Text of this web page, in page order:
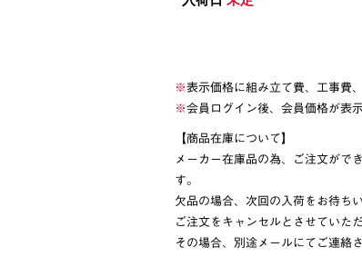
※表示価格に組み立て費、工事費
※会員ログイン後、会員価格が表
【商品在庫について】
メーカー在庫品の為、ご注文がで
す。
欠品の場合、次回の入荷をお待ち
ご注文をキャンセルとさせていた
その場合、別途メールにてご連絡